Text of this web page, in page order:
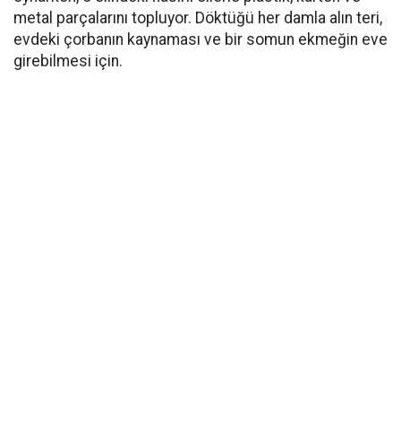
metal parçalarını topluyor. Döktüğü her damla alın teri,
evdeki çorbanın kaynaması ve bir somun ekmeğin eve
girebilmesi için.